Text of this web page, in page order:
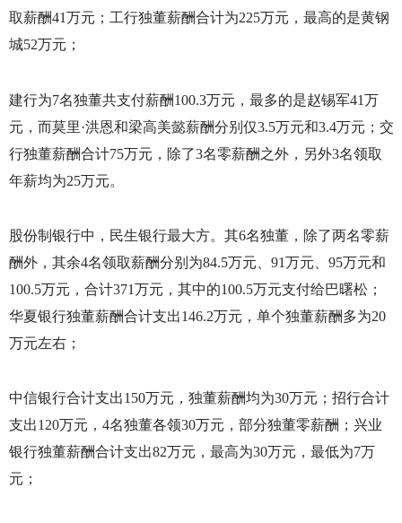
取薪酬41万元；工行独董薪酬合计为225万元，最高的是黄钢
城52万元；
建行为7名独董共支付薪酬100.3万元，最多的是赵锡军41万
元，而莫里·洪恩和梁高美懿薪酬分别仅3.5万元和3.4万元；交
行独董薪酬合计75万元，除了3名零薪酬之外，另外3名领取
年薪均为25万元。
股份制银行中，民生银行最大方。其6名独董，除了两名零薪
酬外，其余4名领取薪酬分别为84.5万元、 91万元、 95万元和
100.5万元，合计371万元，其中的100.5万元支付给巴曙松；
华夏银行独董薪酬合计支出146.2万元，单个独董薪酬多为20
万元左右；
中信银行合计支出150万元，独董薪酬均为30万元；招行合计
支出120万元， 4名独董各领30万元，部分独董零薪酬；兴业
银行独董薪酬合计支出82万元，最高为30万元，最低为7万
元；